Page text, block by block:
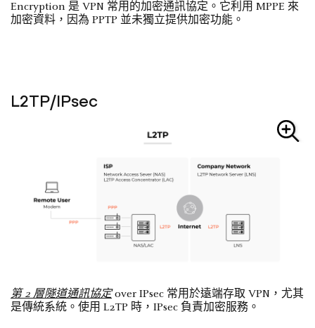
Encryption 是 VPN 常用的加密通訊協定。它利用 MPPE 來
加密資料，因為 PPTP 並未獨立提供加密功能。
L2TP/IPsec
第 2 層隧道通訊協定over IPsec 常用於遠端存取 VPN，尤其
是傳統系統。使用 L2TP 時，IPsec 負責加密服務。